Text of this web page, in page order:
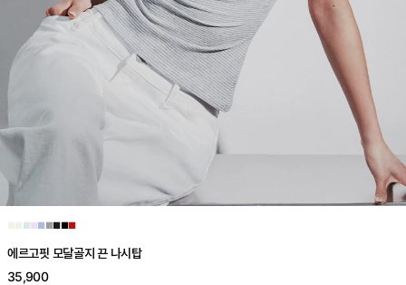
■■■■■■■
에르고핏 모달골지 끈 나시탑
35,900